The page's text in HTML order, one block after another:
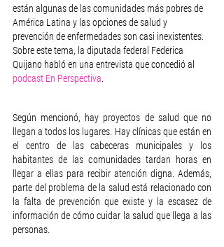
están algunas de las comunidades más pobres de
América Latina y las opciones de salud y
prevención de enfermedades son casi inexistentes.
Sobre este tema, la diputada federal Federica
Quijano habló en una entrevista que concedió al
podcast En Perspectiva
Según mencionó, hay proyectos de salud que no
llegan a todos los lugares. Hay clínicas que están en
el centro de las cabeceras municipales y los
habitantes de las comunidades tardan horas en
llegar a ellas para recibir atención digna. Además,
parte del problema de la salud está relacionado con
la falta de prevención que existe y la escasez de
información de cómo cuidar la salud que llega a las
personas.